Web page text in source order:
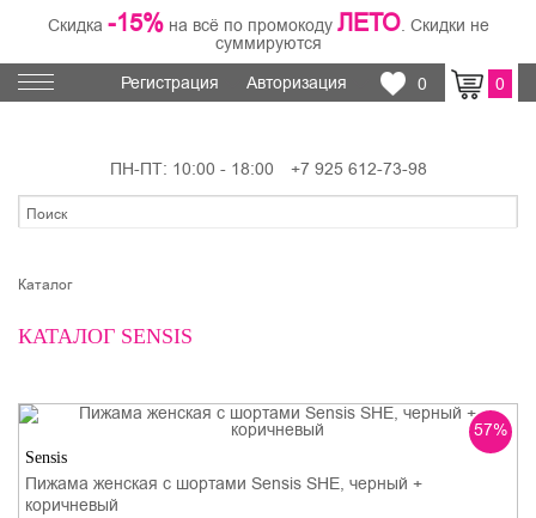
Скидка -15%на всё по промокоду ЛЕТО. Скидки не
суммируются
Регистрация
Авторизация 0 0
ПН-ПТ: 10:00 - 18:00 +7 925 612-73-98
Каталог
КАТАЛОГ SENSIS
57%
Sensis
Пижама женская с шортами Sensis SHE, черный +
коричневый